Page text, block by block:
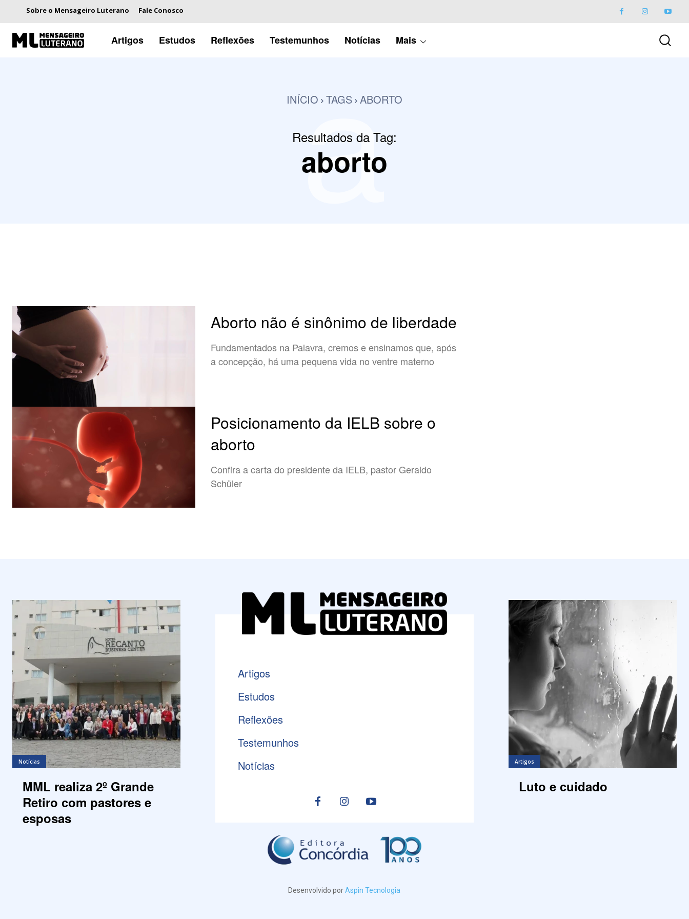
Sobre o Mensageiro Luterano Fale Conosco
Artigos Estudos Reflexões Testemunhos Notícias Mais
INÍCIO TAGS ABORTO
Resultados da Tag:
aborto
a
Aborto não é sinônimo de liberdade
Fundamentados na Palavra, cremos e ensinamos que, após
a concepção, há uma pequena vida no ventre materno
Posicionamento da IELB sobre o
aborto
Confira a carta do presidente da IELB, pastor Geraldo
Schüler
Notícias
MML realiza 2º Grande
Retiro com pastores e
esposas
Artigos
Estudos
Reflexões
Testemunhos
Notícias
Desenvolvido porAspin Tecnologia
Artigos
Luto e cuidado